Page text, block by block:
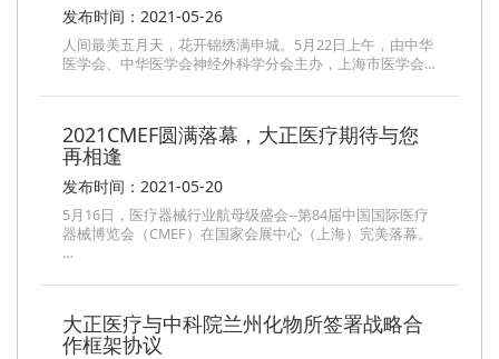
发布时间：2021-05-26
人间最美五月天，花开锦绣满申城。5月22日上午，由中华
医学会、中华医学会神经外科学分会主办，上海市医学会…
2021CMEF圆满落幕，大正医疗期待与您
再相逢
发布时间：2021-05-20
5月16日，医疗器械行业航母级盛会--第84届中国国际医疗
器械博览会（CMEF）在国家会展中心（上海）完美落幕。
…
大正医疗与中科院兰州化物所签署战略合
作框架协议